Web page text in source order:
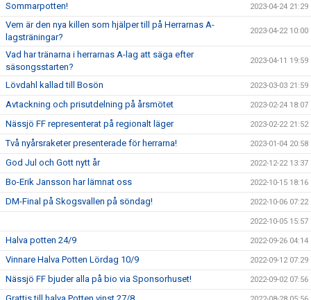
Sommarpotten! 2023-04-24 21:29
Vem är den nya killen som hjälper till på Herrarnas A-
lagsträningar?
2023-04-22 10:00
Vad har tränarna i herrarnas A-lag att säga efter
säsongsstarten?
2023-04-11 19:59
Lövdahl kallad till Bosön 2023-03-03 21:59
Avtackning och prisutdelning på årsmötet 2023-02-24 18:07
Nässjö FF representerat på regionalt läger 2023-02-22 21:52
Två nyårsraketer presenterade för herrarna! 2023-01-04 20:58
God Jul och Gott nytt år 2022-12-22 13:37
Bo-Erik Jansson har lämnat oss 2022-10-15 18:16
DM-Final på Skogsvallen på söndag! 2022-10-06 07:22
2022-10-05 15:57
Halva potten 24/9 2022-09-26 04:14
Vinnare Halva Potten Lördag 10/9 2022-09-12 07:29
Nässjö FF bjuder alla på bio via Sponsorhuset! 2022-09-02 07:56